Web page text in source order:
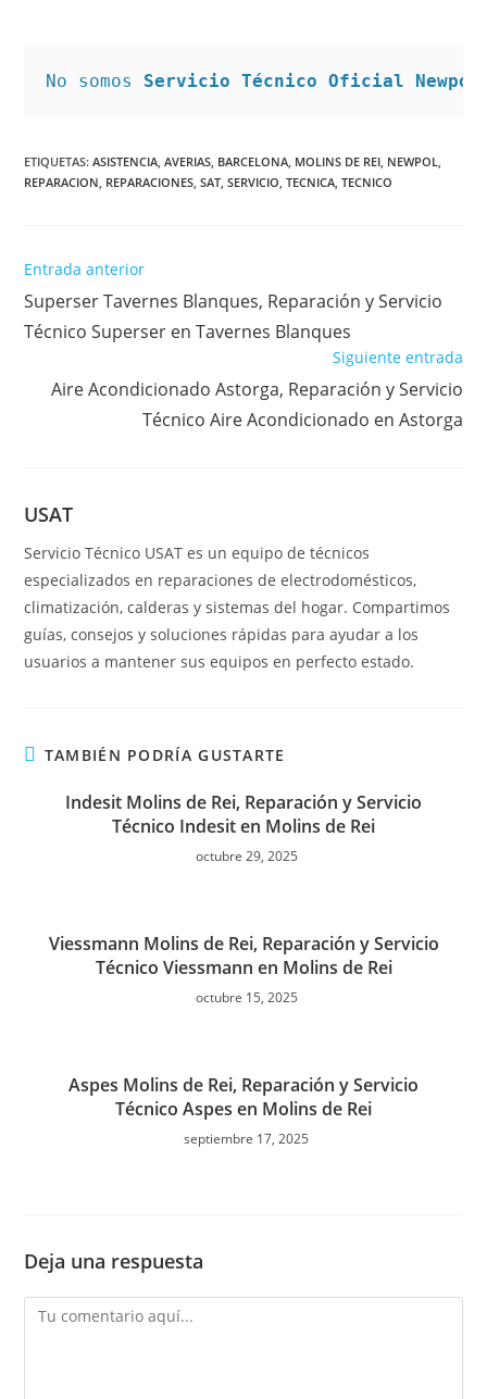
No somos Servicio Técnico Oficial
ETIQUETAS:ASISTENCIA, AVERIAS, BARCELONA, MOLINS DE REI, NEWPOL,
REPARACION, REPARACIONES, SAT, SERVICIO, TECNICA, TECNICO
Leer
artículos
Entrada anterior
Superser Tavernes Blanques, Reparación y Servicio
Técnico Superser en Tavernes Blanques
Siguiente entrada
Aire Acondicionado Astorga, Reparación y Servicio
Técnico Aire Acondicionado en Astorga
USAT
Servicio Técnico USAT es un equipo de técnicos
especializados en reparaciones de electrodomésticos,
climatización, calderas y sistemas del hogar. Compartimos
guías, consejos y soluciones rápidas para ayudar a los
usuarios a mantener sus equipos en perfecto estado.
TAMBIÉN PODRÍA GUSTARTE
Indesit Molins de Rei, Reparación y Servicio
Técnico Indesit en Molins de Rei
octubre 29, 2025
Viessmann Molins de Rei, Reparación y Servicio
Técnico Viessmann en Molins de Rei
octubre 15, 2025
Aspes Molins de Rei, Reparación y Servicio
Técnico Aspes en Molins de Rei
septiembre 17, 2025
Deja una respuesta
Comentario